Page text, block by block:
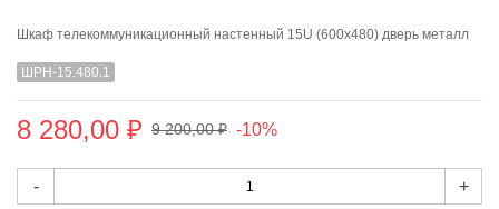
Шкаф телекоммуникационный настенный 15U (600х480) дверь металл
ШРН-15.480.1
8 280,00 ₽ 9 200,00 ₽ -10%
- +